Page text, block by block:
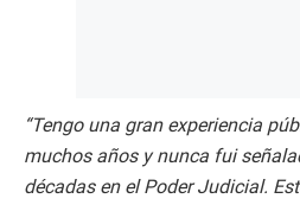
“Tengo una gran experiencia
muchos años y nunca fui
décadas en el Poder Judicial.